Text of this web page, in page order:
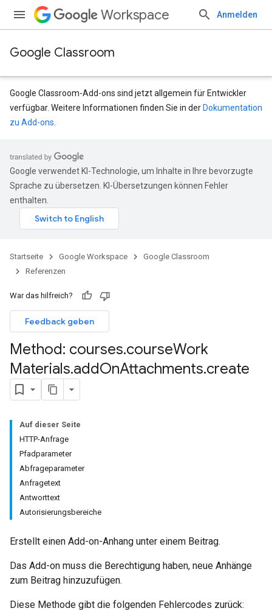
Workspace Anmelden
Google Classroom
Google Classroom-Add-ons sind jetzt allgemein für Entwickler
verfügbar. Weitere Informationen finden Sie in der Dokumentation
zu Add-ons
Google verwendet KI-Technologie, um Inhalte in Ihre bevorzugte
Sprache zu übersetzen. KI-Übersetzungen können Fehler
enthalten.
Startseite Google Workspace
Google Classroom
Referenzen
War das hilfreich?
Feedback geben
Method: courses.courseWork
Materials.addOnAttachments.create
Auf dieser Seite
HTTP-Anfrage
Pfadparameter
Abfrageparameter
Anfragetext
Antworttext
Autorisierungsbereiche
Erstellt einen Add-on-Anhang unter einem Beitrag.
Das Add-on muss die Berechtigung haben, neue Anhänge
zum Beitrag hinzuzufügen.
Diese Methode gibt die folgenden Fehlercodes zurück: